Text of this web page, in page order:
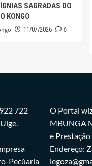
SAGRADAS DO
KONGO
11/07/2026 0
722
Pecúaria
O Portal
MBUNGA
e Prestação
Endereço: